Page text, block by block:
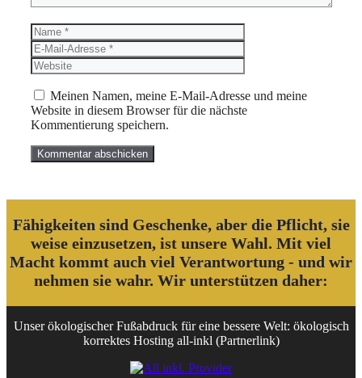
Name
Mail-
Adresse
Meinen Namen, meine E-Mail-Adresse und meine
Website in diesem Browser für die nächste
Kommentierung speichern.
Fähigkeiten sind Geschenke, aber die Pflicht, sie
weise einzusetzen, ist unsere Wahl. Mit viel
Macht kommt auch viel Verantwortung - und wir
nehmen sie wahr. Wir unterstützen daher:
Unser ökologischer Fußabdruck für eine bessere Welt: ökologisch
korrektes Hosting all-inkl (Partnerlink)